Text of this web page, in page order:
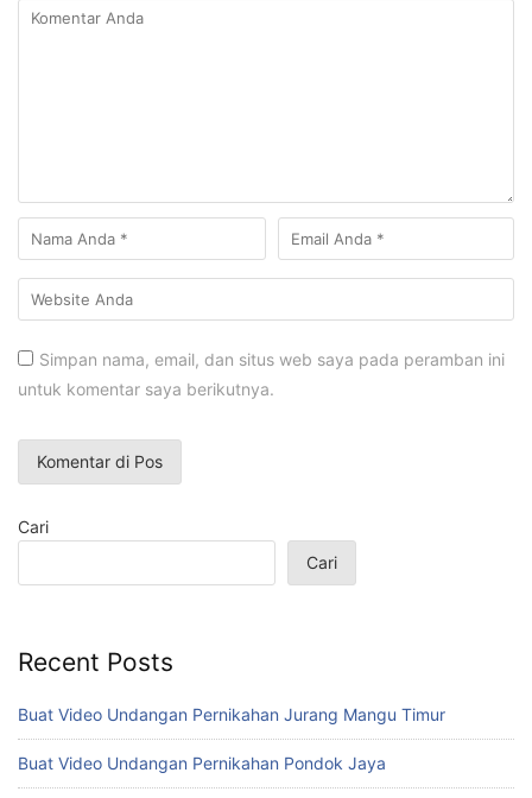
Simpan nama, email, dan situs web saya pada peramban ini
untuk komentar saya berikutnya.
Cari
Cari
Recent Posts
Buat Video Undangan Pernikahan Jurang Mangu Timur
Buat Video Undangan Pernikahan Pondok Jaya